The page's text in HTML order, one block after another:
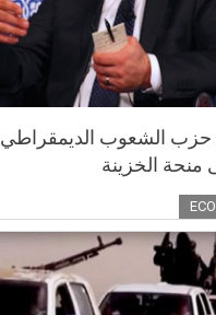
الشعوب الديمقراطي
منحة الخزينة